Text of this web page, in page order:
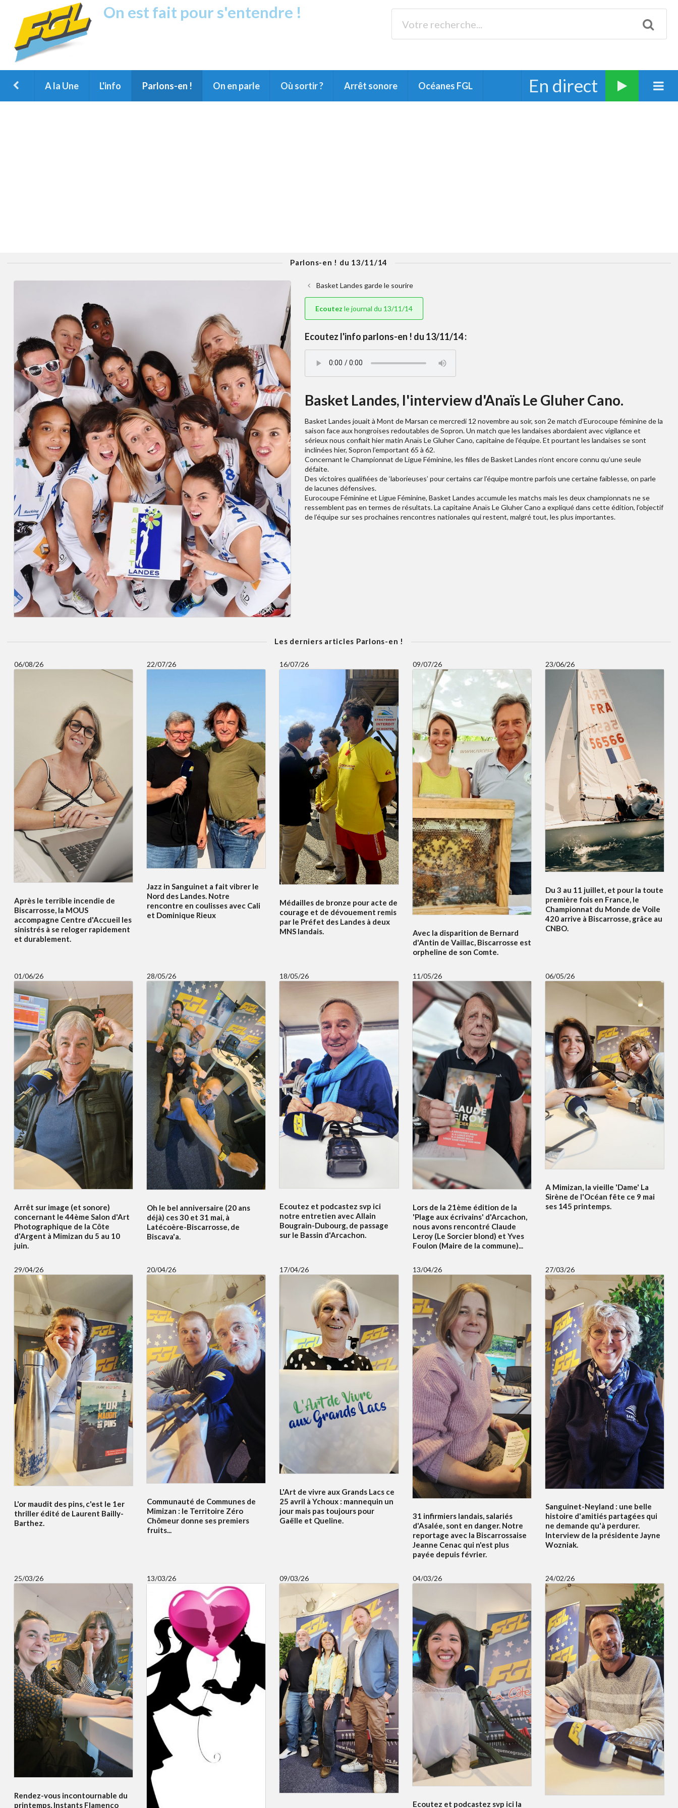
On est fait pour s'entendre !
A la Une L'info Parlons-en ! On en parle Où sortir ? Arrêt sonore Océanes FGL En direct
Parlons-en ! du 13/11/14
Basket Landes garde le sourire
Ecoutez le journal du 13/11/14
Ecoutez l'info parlons-en ! du 13/11/14 :
Basket Landes, l'interview d'Anaïs Le Gluher Cano.
Basket Landes jouait à Mont de Marsan ce mercredi 12 novembre au soir, son 2e match d’Eurocoupe féminine de la
saison face aux hongroises redoutables de Sopron. Un match que les landaises abordaient avec vigilance et
sérieux nous confiait hier matin Anaïs Le Gluher Cano, capitaine de l’équipe. Et pourtant les landaises se sont
inclinées hier, Sopron l’emportant 65 à 62.
Concernant le Championnat de Ligue Féminine, les filles de Basket Landes n’ont encore connu qu’une seule
défaite.
Des victoires qualifiées de ‘laborieuses’ pour certains car l’équipe montre parfois une certaine faiblesse, on parle
de lacunes défensives.
Eurocoupe Féminine et Ligue Féminine, Basket Landes accumule les matchs mais les deux championnats ne se
ressemblent pas en termes de résultats. La capitaine Anaïs Le Gluher Cano a expliqué dans cette édition, l’objectif
de l’équipe sur ses prochaines rencontres nationales qui restent, malgré tout, les plus importantes.
Les derniers articles Parlons-en !
06/08/26
Après le terrible incendie de
Biscarrosse, la MOUS
accompagne Centre d'Accueil les
sinistrés à se reloger rapidement
et durablement.
22/07/26
Jazz in Sanguinet a fait vibrer le
Nord des Landes. Notre
rencontre en coulisses avec Cali
et Dominique Rieux
16/07/26
Médailles de bronze pour acte de
courage et de dévouement remis
par le Préfet des Landes à deux
MNS landais.
09/07/26
Avec la disparition de Bernard
d'Antin de Vaillac, Biscarrosse est
orpheline de son Comte.
23/06/26
Du 3 au 11 juillet, et pour la toute
première fois en France, le
Championnat du Monde de Voile
420 arrive à Biscarrosse, grâce au
CNBO.
01/06/26
Arrêt sur image (et sonore)
concernant le 44ème Salon d'Art
Photographique de la Côte
d'Argent à Mimizan du 5 au 10
juin.
28/05/26
Oh le bel anniversaire (20 ans
déjà) ces 30 et 31 mai, à
Latécoère-Biscarrosse, de
Biscava'a.
18/05/26
Ecoutez et podcastez svp ici
notre entretien avec Allain
Bougrain-Dubourg, de passage
sur le Bassin d'Arcachon.
11/05/26
Lors de la 21ème édition de la
'Plage aux écrivains' d'Arcachon,
nous avons rencontré Claude
Leroy (Le Sorcier blond) et Yves
Foulon (Maire de la commune)...
06/05/26
A Mimizan, la vieille 'Dame' La
Sirène de l'Océan fête ce 9 mai
ses 145 printemps.
29/04/26
L'or maudit des pins, c'est le 1er
thriller édité de Laurent Bailly-
Barthez.
20/04/26
Communauté de Communes de
Mimizan : le Territoire Zéro
Chômeur donne ses premiers
fruits...
17/04/26
L'Art de vivre aux Grands Lacs ce
25 avril à Ychoux : mannequin un
jour mais pas toujours pour
Gaëlle et Queline.
13/04/26
31 infirmiers landais, salariés
d'Asalée, sont en danger. Notre
reportage avec la Biscarrossaise
Jeanne Cenac qui n'est plus
payée depuis février.
27/03/26
Sanguinet-Neyland : une belle
histoire d'amitiés partagées qui
ne demande qu'à perdurer.
Interview de la présidente Jayne
Wozniak.
25/03/26
Rendez-vous incontournable du
printemps, Instants Flamenco
13/03/26 09/03/26 04/03/26
Ecoutez et podcastez svp ici la
24/02/26